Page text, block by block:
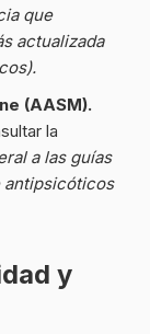
que
actualizada
(AASM).
la
a las guías
antipsicóticos
y